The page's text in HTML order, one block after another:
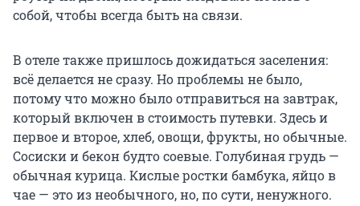
собой, чтобы всегда быть на связи.
В отеле также пришлось дожидаться заселения:
всё делается не сразу. Но проблемы не было,
потому что можно было отправиться на завтрак,
который включен в стоимость путевки. Здесь и
первое и второе, хлеб, овощи, фрукты, но обычные.
Сосиски и бекон будто соевые. Голубиная грудь —
обычная курица. Кислые ростки бамбука, яйцо в
чае — это из необычного, но, по сути, ненужного.